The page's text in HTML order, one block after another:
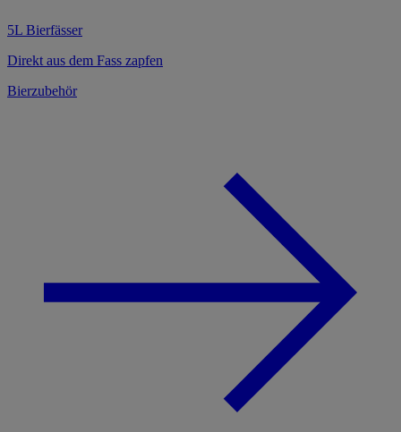
5L Bierfässer
Direkt aus dem Fass zapfen
Bierzubehör